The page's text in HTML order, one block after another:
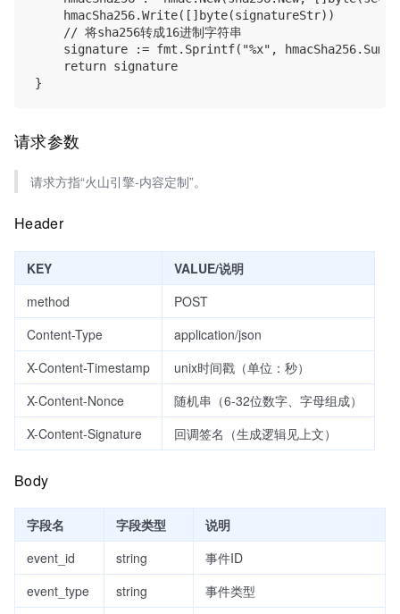
    hmacSha256.Write([]byte(signatureStr))
    // 将sha256转成16进制字符串
signature := fmt.Sprintf("%x",
    return signature
请求参数
请求方指“火山引擎-内容定制”。
Header
KEY
VALUE/说明
method
POST
Content-Type
application/json
X-Content-Timestamp
unix时间戳（单位：秒）
X-Content-Nonce
随机串（6-32位数字、字母组成）
X-Content-Signature
回调签名（生成逻辑见上文）
Body
字段名 字段类型
说明
event_id
string
事件ID
event_type
string
事件类型